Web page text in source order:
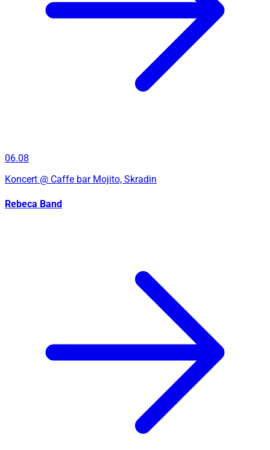
06.08
Koncert @ Caffe bar Mojito, Skradin
Rebeca Band